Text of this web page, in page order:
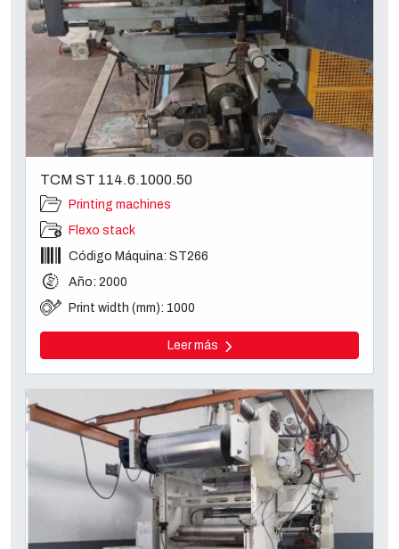
TCM ST 114.6.1000.50
Printing machines
Flexo stack
Código Máquina: ST266
Año: 2000
Print width (mm): 1000
Leer más